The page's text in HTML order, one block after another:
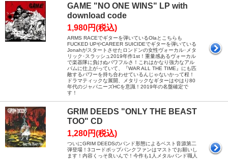
GAME "NO ONE WINS" LP with
download code
1,980円(税込)
ARMS RACEでギターを弾いているOlaとこちらも
FUCKED UPやCAREER SUICIDEでギターを弾いている
Jonahがスタートさせたロンドンの女性ヴォーカル･メタ
リック･スラッシュ2019年作1st！重量感あるヴォーカル
で楽器隊に負けぬパワフルさ！これはかなり強力なアル
バムに仕上がっていて、『WAR ALL THE TIME』にも匹
敵するパワーを持ち合わせているんじゃないかって程！
ドラマティックな展開、メタリックなギターはやはり80
年代のジャパニーズHCを意識！2019年の名盤確定で
す！
GRIM DEEDS "ONLY THE BEAST
TOO" CD
1,280円(税込)
ついにGRIM DEEDSのバンド形態によるベスト音源第二
弾登場！3コードポップパンクファンはマストでお願いし
ます！内容くっそ良いんで！今作も1人メタルバンド職人